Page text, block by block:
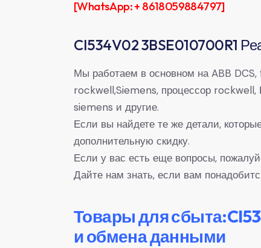
[WhatsApp: + 8618059884797]
CI534V02 3BSE010700R1
Мы работаем в основном на ABB
rockwell,Siemens, процессор rockwell,
siemens и другие.
Если вы найдете те же детали,
дополнительную скидку.
Если у вас есть еще вопросы,
Дайте нам знать, если вам
Товары для
и обмена данными